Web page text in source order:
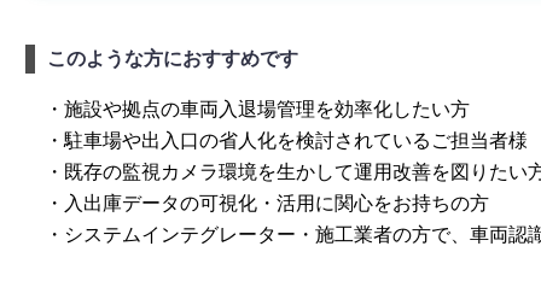
このような方におすすめです
・施設や拠点の車両入退場管理を効率化したい方
・駐車場や出入口の省人化を検討されているご担当者様
・既存の監視カメラ環境を生かして運用改善を図りたい
・入出庫データの可視化・活用に関心をお持ちの方
・システムインテグレーター・施工業者の方で、車両